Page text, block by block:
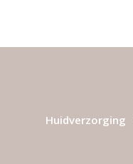
Huidverzorging